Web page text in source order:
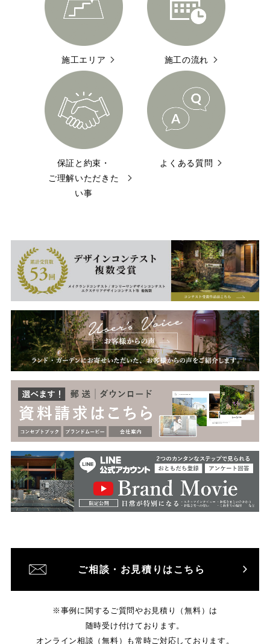
施工エリア 施工の流れ
保証と約束・
ご理解いただきた
い事
よくある質問
ご相談・お見積りはこちら
※事例に関するご質問やお見積り（無料）は
随時受け付けております。
オンライン相談（無料）も常時ご対応しております。